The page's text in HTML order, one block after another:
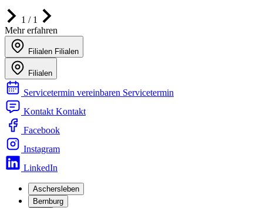
1 / 1
Mehr erfahren
Filialen Filialen
Filialen
Servicetermin vereinbaren Servicetermin
Kontakt Kontakt
Facebook
Instagram
LinkedIn
Aschersleben
Bernburg